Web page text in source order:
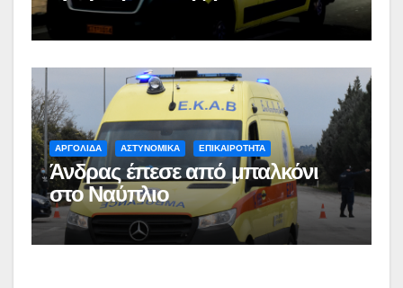
ΑΡΓΟΛΙΔΑ ΑΣΤΥΝΟΜΙΚΑ ΕΠΙΚΑΙΡΟΤΗΤΑ
Άνδρας έπεσε από μπαλκόνι
στο Ναύπλιο